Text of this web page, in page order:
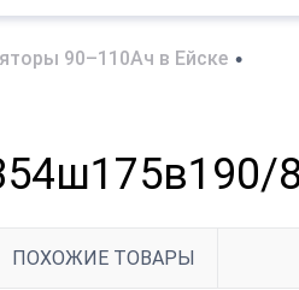
90–110Ач в Ейске •
ПОХОЖИЕ ТОВАРЫ